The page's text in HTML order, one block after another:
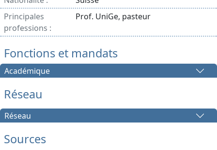
Principales
professions :
Prof. UniGe, pasteur
Fonctions et mandats
Académique
Réseau
Réseau
Sources